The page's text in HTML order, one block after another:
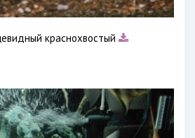
краснохвостый